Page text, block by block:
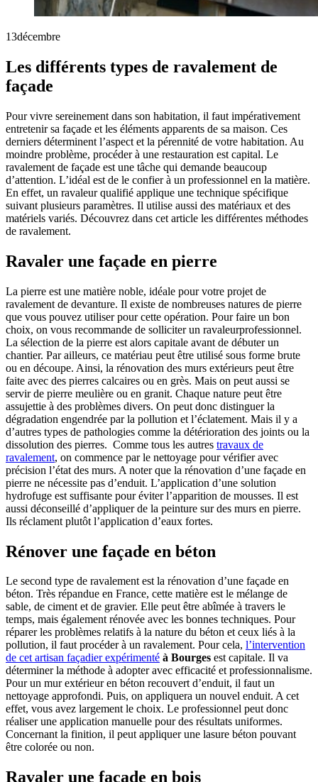
13décembre
Les différents types de ravalement de
façade
Pour vivre sereinement dans son habitation, il faut impérativement
entretenir sa façade et les éléments apparents de sa maison. Ces
derniers déterminent l’aspect et la pérennité de votre habitation. Au
moindre problème, procéder à une restauration est capital. Le
ravalement de façade est une tâche qui demande beaucoup
d’attention. L’idéal est de le confier à un professionnel en la matière.
En effet, un ravaleur qualifié applique une technique spécifique
suivant plusieurs paramètres. Il utilise aussi des matériaux et des
matériels variés. Découvrez dans cet article les différentes méthodes
de ravalement.
Ravaler une façade en pierre
La pierre est une matière noble, idéale pour votre projet de
ravalement de devanture. Il existe de nombreuses natures de pierre
que vous pouvez utiliser pour cette opération. Pour faire un bon
choix, on vous recommande de solliciter un ravaleurprofessionnel.
La sélection de la pierre est alors capitale avant de débuter un
chantier. Par ailleurs, ce matériau peut être utilisé sous forme brute
ou en découpe. Ainsi, la rénovation des murs extérieurs peut être
faite avec des pierres calcaires ou en grès. Mais on peut aussi se
servir de pierre meulière ou en granit. Chaque nature peut être
assujettie à des problèmes divers. On peut donc distinguer la
dégradation engendrée par la pollution et l’éclatement. Mais il y a
d’autres types de pathologies comme la détérioration des joints ou la
dissolution des pierres. Comme tous les autres travaux de
ravalement, on commence par le nettoyage pour vérifier avec
précision l’état des murs. A noter que la rénovation d’une façade en
pierre ne nécessite pas d’enduit. L’application d’une solution
hydrofuge est suffisante pour éviter l’apparition de mousses. Il est
aussi déconseillé d’appliquer de la peinture sur des murs en pierre.
Ils réclament plutôt l’application d’eaux fortes.
Rénover une façade en béton
Le second type de ravalement est la rénovation d’une façade en
béton. Très répandue en France, cette matière est le mélange de
sable, de ciment et de gravier. Elle peut être abîmée à travers le
temps, mais également rénovée avec les bonnes techniques. Pour
réparer les problèmes relatifs à la nature du béton et ceux liés à la
pollution, il faut procéder à un ravalement. Pour cela, l’intervention
de cet artisan façadier expérimenté à Bourges est capitale. Il va
déterminer la méthode à adopter avec efficacité et professionnalisme.
Pour un mur extérieur en béton recouvert d’enduit, il faut un
nettoyage approfondi. Puis, on appliquera un nouvel enduit. A cet
effet, vous avez largement le choix. Le professionnel peut donc
réaliser une application manuelle pour des résultats uniformes.
Concernant la finition, il peut appliquer une lasure béton pouvant
être colorée ou non.
Ravaler une façade en bois